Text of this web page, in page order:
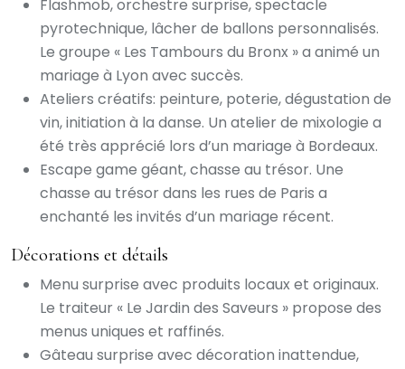
Flashmob, orchestre surprise, spectacle
pyrotechnique, lâcher de ballons personnalisés.
Le groupe « Les Tambours du Bronx » a animé un
mariage à Lyon avec succès.
Ateliers créatifs: peinture, poterie, dégustation de
vin, initiation à la danse. Un atelier de mixologie a
été très apprécié lors d’un mariage à Bordeaux.
Escape game géant, chasse au trésor. Une
chasse au trésor dans les rues de Paris a
enchanté les invités d’un mariage récent.
Décorations et détails
Menu surprise avec produits locaux et originaux.
Le traiteur « Le Jardin des Saveurs » propose des
menus uniques et raffinés.
Gâteau surprise avec décoration inattendue,